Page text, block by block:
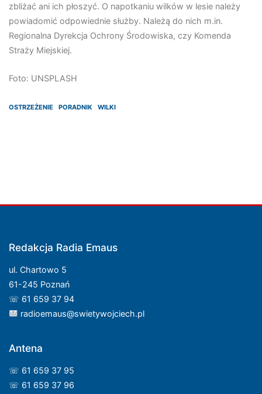
zbliżać ani ich płoszyć. O napotkaniu wilków w lesie należy
powiadomić odpowiednie służby. Należą do nich m.in.
Regionalna Dyrekcja Ochrony Środowiska, czy Komenda
Straży Miejskiej.
Foto: UNSPLASH
OSTRZEŻENIE PORADNIK WILKI
Redakcja Radia Emaus
ul. Chartowo 5
61-245 Poznań
☏ 61 659 37 94
radioemaus@swietywojciech.pl
Antena
☏ 61 659 37 95
☏ 61 659 37 96